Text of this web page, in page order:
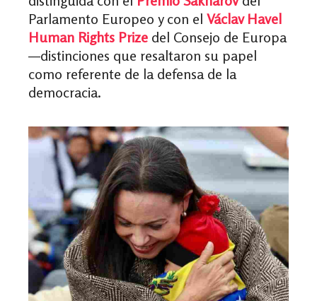
Parlamento Europeo y con el Václav Havel
Human Rights Prize del Consejo de Europa
—distinciones que resaltaron su papel
como referente de la defensa de la
democracia.